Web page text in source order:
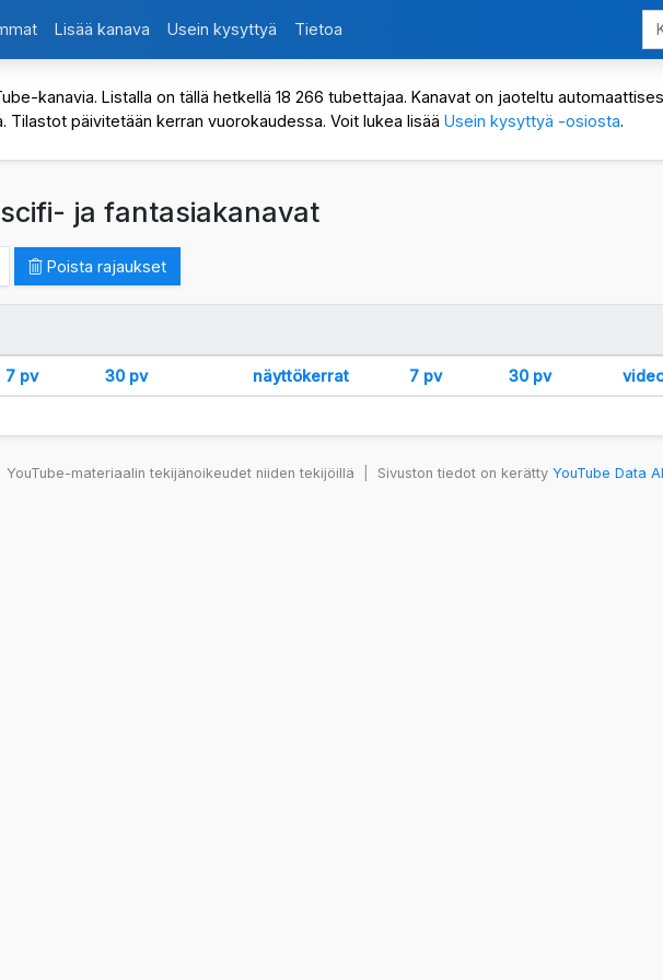
Lisää kanava Usein kysyttyä Tietoa
kanavia. Listalla on tällä hetkellä 18 266 tubettajaa. Kanavat on jaoteltu
päivitetään kerran vuorokaudessa. Voit lukea lisää Usein kysyttyä -osiosta.
ja fantasiakanavat
Poista rajaukset
7 pv 30 pv näyttökerrat 7 pv 30 pv
YouTube-materiaalin tekijänoikeudet niiden tekijöillä Sivuston tiedot on kerätty YouTube Data